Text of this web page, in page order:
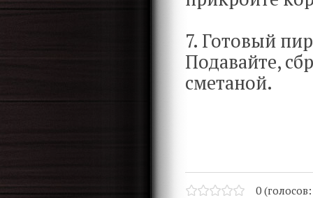
7. Готовый
Подавайте,
сметаной.
0